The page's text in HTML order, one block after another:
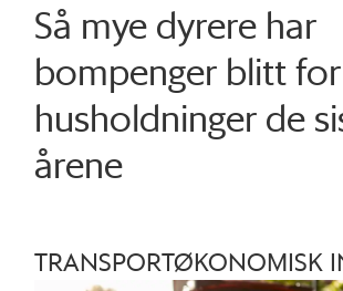
Så mye dyrere har
bompenger blitt
husholdninger de
årene
TRANSPORTØKONOMISK